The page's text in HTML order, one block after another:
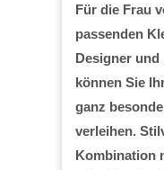
Für die Frau
passenden
Designer
können Sie
ganz
verleihen.
Kombination